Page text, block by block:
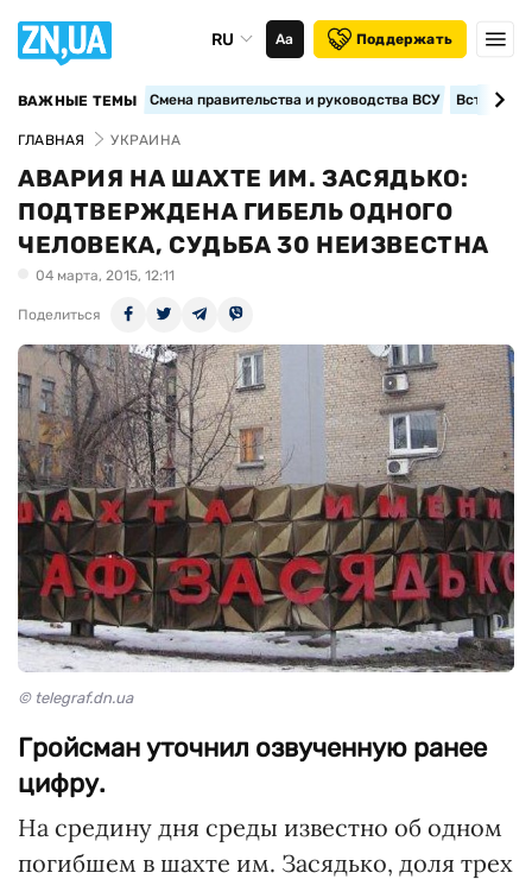
RU Аа Поддержать
ВАЖНЫЕ ТЕМЫ Смена правительства и руководства ВСУ
ГЛАВНАЯ УКРАИНА
АВАРИЯ НА ШАХТЕ ИМ. ЗАСЯДЬКО:
ПОДТВЕРЖДЕНА ГИБЕЛЬ ОДНОГО
ЧЕЛОВЕКА, СУДЬБА 30 НЕИЗВЕСТНА
04 марта, 2015, 12:11
Поделиться
© telegraf.dn.ua
Гройсман уточнил озвученную ранее
цифру.
На средину дня среды известно об одном
погибшем в шахте им. Засядько, доля трех